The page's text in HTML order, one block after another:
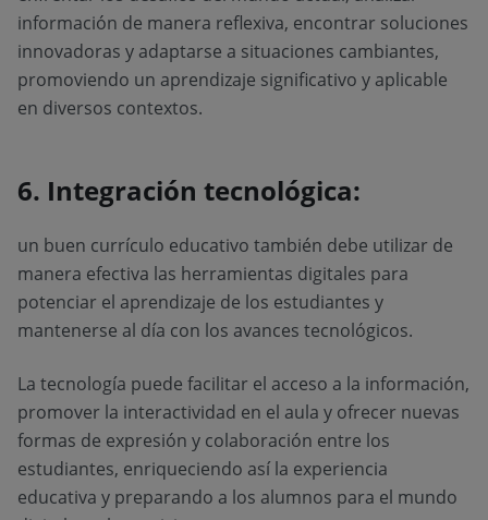
información de manera reflexiva, encontrar soluciones
innovadoras y adaptarse a situaciones cambiantes,
promoviendo un aprendizaje significativo y aplicable
en diversos contextos.
6. Integración tecnológica:
un buen currículo educativo también debe utilizar de
manera efectiva las herramientas digitales para
potenciar el aprendizaje de los estudiantes y
mantenerse al día con los avances tecnológicos.
La tecnología puede facilitar el acceso a la información,
promover la interactividad en el aula y ofrecer nuevas
formas de expresión y colaboración entre los
estudiantes, enriqueciendo así la experiencia
educativa y preparando a los alumnos para el mundo